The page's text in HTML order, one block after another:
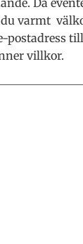
Då
varmt
postadress
villkor.